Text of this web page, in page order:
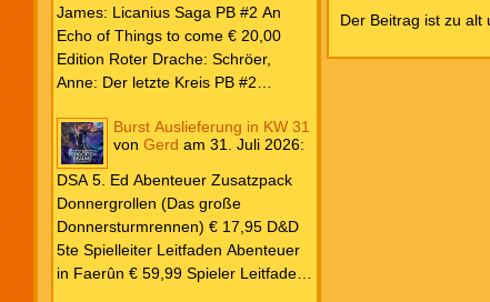
24,00 Piper: Yang, Neon: Die letzte
Tochter der Drachen PB € 18,00
James: Licanius Saga PB #2 An
Echo of Things to come € 20,00
Edition Roter Drache: Schröer,
Anne: Der letzte Kreis PB #2
Frank: Der Pandora-Zyklus PB #1
Die Reise nach Pandora € 16,00
Corey, James: The Captive’s War
HC #2 Der Glaube der Bestien €
24,00 Loewe: Suzuki, Julietta: Süße
Bisse #6 € 7,50
Burst Auslieferung in KW 31
von Gerd am 31. Juli 2026:
DSA 5. Ed Abenteuer Zusatzpack
Donnergrollen (Das große
Donnersturmrennen) € 17,95 D&D
5te Spielleiter Leitfaden Abenteuer
in Faerûn € 59,99 Spieler Leitfaden
Der Beitrag ist zu alt